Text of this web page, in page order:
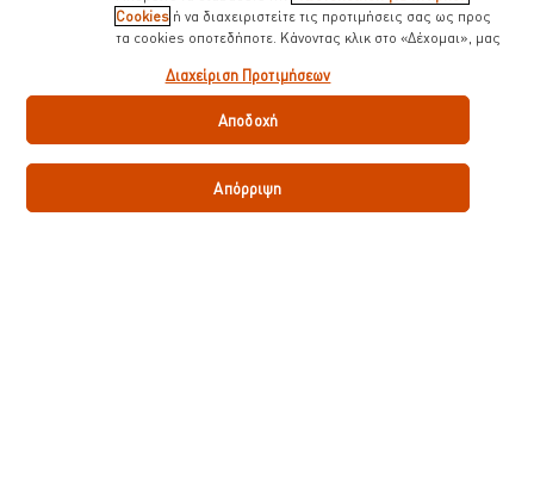
Request a demo
Το προϊόν σου
Cookies ή να διαχειριστείτε τις προτιμήσεις σας ως προς
τα cookies οποτεδήποτε. Κάνοντας κλικ στο «Δέχομαι», μας
Διαχείριση Προτιμήσεων
Απόρριψη
Αποδοχή